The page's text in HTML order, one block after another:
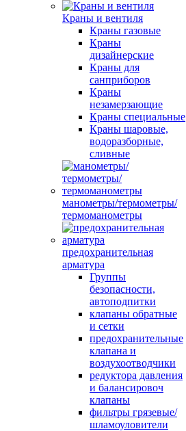
Краны и вентиля
Краны газовые
Краны
дизайнерские
Краны для
санприборов
Краны
незамерзающие
Краны специальные
Краны шаровые,
водоразборные,
сливные
манометры/термометры/
термоманометры
предохранительная
арматура
Группы
безопасности,
автоподпитки
клапаны обратные
и сетки
предохранительные
клапана и
воздухоотводчики
редуктора давления
и балансировоч
клапаны
фильтры грязевые/
шламоуловители